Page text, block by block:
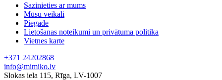
Sazinieties ar mums
Mūsu veikali
Piegāde
Lietošanas noteikumi un privātuma politika
Vietnes karte
+371 24202868
info@mimiko.lv
Slokas iela 115, Rīga, LV-1007